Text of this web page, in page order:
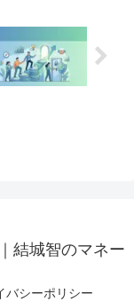
結城智のマネー
バシーポリシー